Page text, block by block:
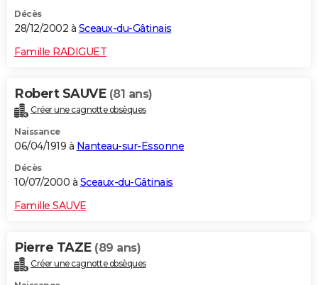
Décès
28/12/2002 à Sceaux-du-Gâtinais
Famille RADIGUET
Robert SAUVE (81 ans)
Créer une cagnotte obsèques
Naissance
06/04/1919 à Nanteau-sur-Essonne
Décès
10/07/2000 à Sceaux-du-Gâtinais
Famille SAUVE
Pierre TAZE (89 ans)
Créer une cagnotte obsèques